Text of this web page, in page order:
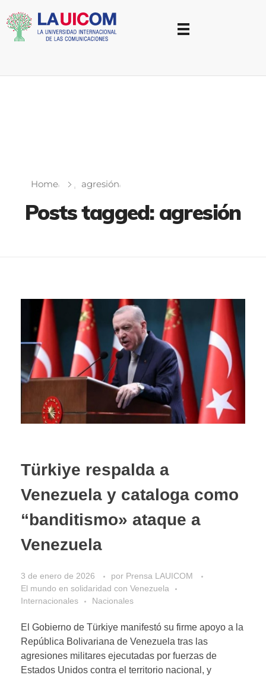
Home agresión
Posts tagged: agresión
Türkiye respalda a
Venezuela y cataloga como
“banditismo» ataque a
Venezuela
3 de enero de 2026 por Prensa LAUICOM
El mundo en solidaridad con Venezuela
Internacionales
Nacionales
El Gobierno de Türkiye manifestó su firme apoyo a la
República Bolivariana de Venezuela tras las
agresiones militares ejecutadas por fuerzas de
Estados Unidos contra el territorio nacional, y